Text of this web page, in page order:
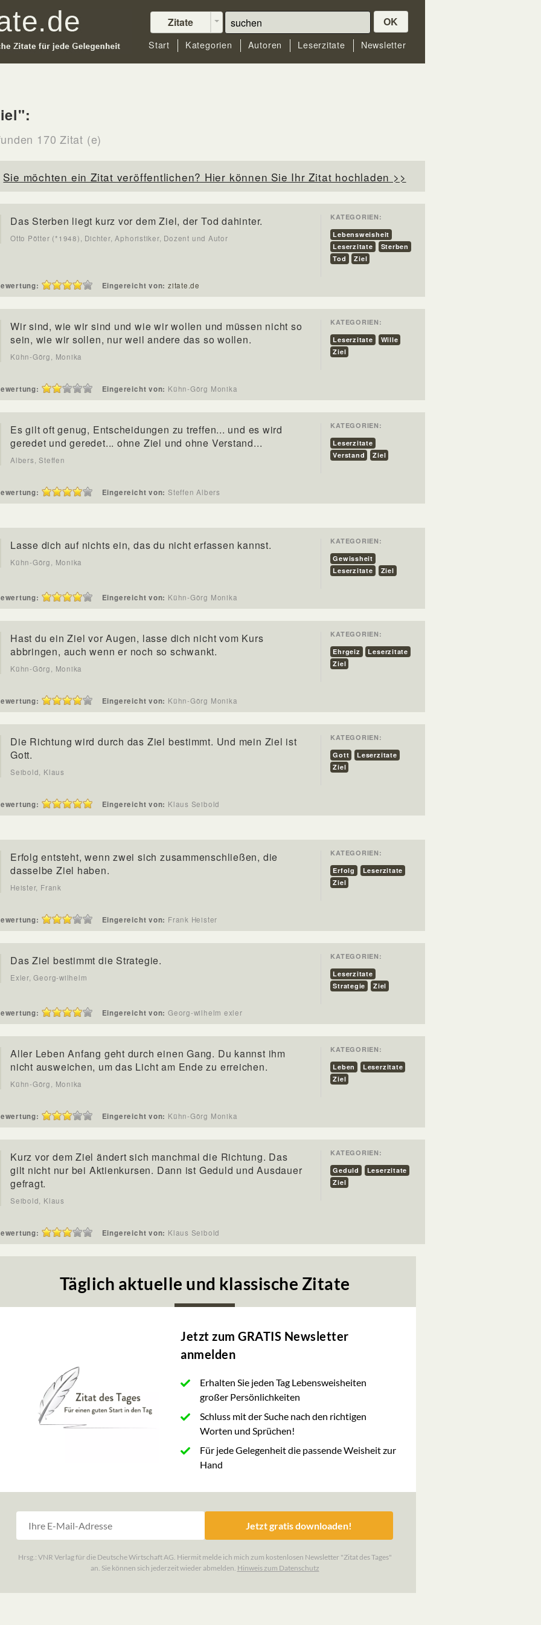
Zitate OK
Start Kategorien Autoren Leserzitate Newsletter
170 Zitat (e)
Sie möchten ein Zitat veröffentlichen? Hier können Sie Ihr Zitat hochladen >>
Das Sterben liegt kurz vor dem Ziel, der Tod dahinter.
Otto Pötter (*1948), Dichter, Aphoristiker, Dozent und Autor
KATEGORIEN:
Lebensweisheit
Leserzitate
Sterben
Tod
Ziel
Eingereicht von: zitate.de
Wir sind, wie wir sind und wie wir wollen und müssen nicht so
sein, wie wir sollen, nur weil andere das so wollen.
Kühn-Görg, Monika
KATEGORIEN:
Leserzitate
Wille
Ziel
Eingereicht von: Kühn-Görg Monika
Es gilt oft genug, Entscheidungen zu treffen... und es wird
geredet und geredet... ohne Ziel und ohne Verstand...
Albers, Steffen
KATEGORIEN:
Leserzitate
Verstand
Ziel
Eingereicht von: Steffen Albers
Lasse dich auf nichts ein, das du nicht erfassen kannst.
Kühn-Görg, Monika
KATEGORIEN:
Gewissheit
Leserzitate
Ziel
Eingereicht von: Kühn-Görg Monika
Hast du ein Ziel vor Augen, lasse dich nicht vom Kurs
abbringen, auch wenn er noch so schwankt.
Kühn-Görg, Monika
KATEGORIEN:
Ehrgeiz
Leserzitate
Ziel
Eingereicht von: Kühn-Görg Monika
Die Richtung wird durch das Ziel bestimmt. Und mein Ziel ist
Gott.
Seibold, Klaus
KATEGORIEN:
Gott
Leserzitate
Ziel
Eingereicht von: Klaus Seibold
Erfolg entsteht, wenn zwei sich zusammenschließen, die
dasselbe Ziel haben.
Heister, Frank
KATEGORIEN:
Erfolg
Leserzitate
Ziel
Eingereicht von: Frank Heister
Das Ziel bestimmt die Strategie.
Exler, Georg-wilhelm
KATEGORIEN:
Leserzitate
Strategie
Ziel
Eingereicht von: Georg-wilhelm exler
Aller Leben Anfang geht durch einen Gang. Du kannst ihm
nicht ausweichen, um das Licht am Ende zu erreichen.
Kühn-Görg, Monika
KATEGORIEN:
Leben
Leserzitate
Ziel
Eingereicht von: Kühn-Görg Monika
Kurz vor dem Ziel ändert sich manchmal die Richtung. Das
gilt nicht nur bei Aktienkursen. Dann ist Geduld und Ausdauer
gefragt.
Seibold, Klaus
KATEGORIEN:
Geduld
Leserzitate
Ziel
Eingereicht von: Klaus Seibold